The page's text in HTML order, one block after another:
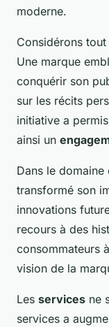
moderne.
Considérons
Une marque
conquérir son
sur les récits
initiative a
ainsi un
Dans le domaine
transformé son
innovations
recours à des
consommateurs
vision de la
Les services ne
services a